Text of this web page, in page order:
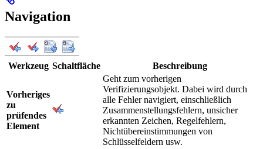
Navigation
Werkzeug Schaltfläche Beschreibung
Vorheriges
zu
prüfendes
Element
Geht zum vorherigen
Verifizierungsobjekt. Dabei wird durch
alle Fehler navigiert, einschließlich
Zusammenstellungsfehlern, unsicher
erkannten Zeichen, Regelfehlern,
Nichtübereinstimmungen von
Schlüsselfeldern usw.